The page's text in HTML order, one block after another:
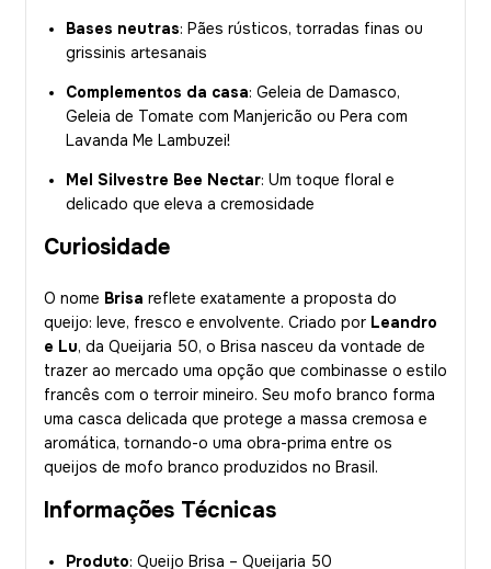
Bases neutras: Pães rústicos, torradas finas ou
grissinis artesanais
Complementos da casa: Geleia de Damasco,
Geleia de Tomate com Manjericão ou Pera com
Lavanda Me Lambuzei!
Mel Silvestre Bee Nectar: Um toque floral e
delicado que eleva a cremosidade
Curiosidade
O nome Brisa reflete exatamente a proposta do
queijo: leve, fresco e envolvente. Criado por Leandro
e Lu, da Queijaria 50, o Brisa nasceu da vontade de
trazer ao mercado uma opção que combinasse o estilo
francês com o terroir mineiro. Seu mofo branco forma
uma casca delicada que protege a massa cremosa e
aromática, tornando-o uma obra-prima entre os
queijos de mofo branco produzidos no Brasil.
Informações Técnicas
Produto: Queijo Brisa – Queijaria 50